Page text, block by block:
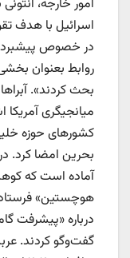
امور خارجه،
اسرائیل با هدف
در خصوص پیشبرد
روابط بعنوان
میانجیگری آمریکا
کشورهای حوزه
بحرین امضا کرد.
آماده است که
هوچستین»
درباره «پیشرفت
گفت‌وگو کردند.